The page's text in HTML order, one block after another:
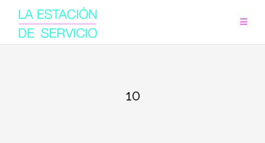
contenido
10